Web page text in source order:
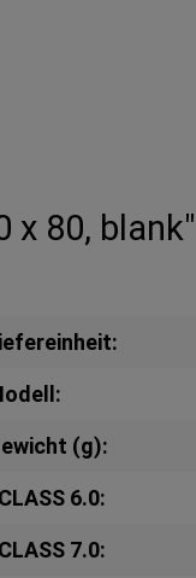
x 80, blank"
(g):
6.0:
7.0: